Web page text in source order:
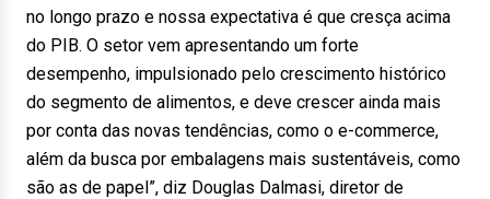
no longo prazo e nossa expectativa é que cresça acima
do PIB. O setor vem apresentando um forte
desempenho, impulsionado pelo crescimento histórico
do segmento de alimentos, e deve crescer ainda mais
por conta das novas tendências, como o e-commerce,
além da busca por embalagens mais sustentáveis, como
são as de papel”, diz Douglas Dalmasi, diretor de